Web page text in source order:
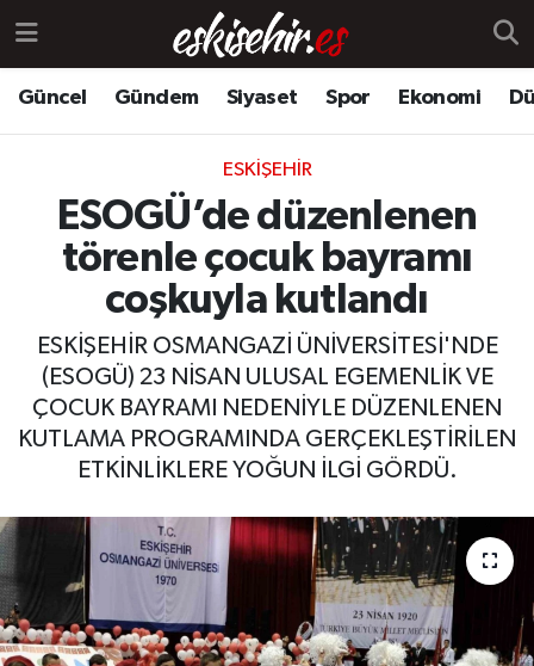
Güncel Gündem Siyaset Spor Ekonomi
ESKIŞEHIR
ESOGÜ’de düzenlenen
törenle çocuk bayramı
coşkuyla kutlandı
ESKİŞEHİR OSMANGAZİ ÜNİVERSİTESİ'NDE
(ESOGÜ) 23 NİSAN ULUSAL EGEMENLİK VE
ÇOCUK BAYRAMI NEDENİYLE DÜZENLENEN
KUTLAMA PROGRAMINDA GERÇEKLEŞTİRİLEN
ETKİNLİKLERE YOĞUN İLGİ GÖRDÜ.